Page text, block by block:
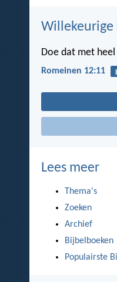
Doe dat met
Romeinen 12:11
Lees meer
Thema's
Zoeken
Archief
Bijbelboeken
Populairste